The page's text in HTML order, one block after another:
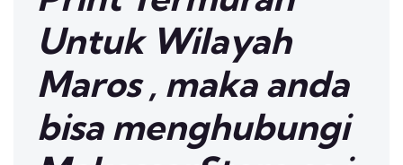
Untuk Wilayah
Maros , maka anda
bisa menghubungi